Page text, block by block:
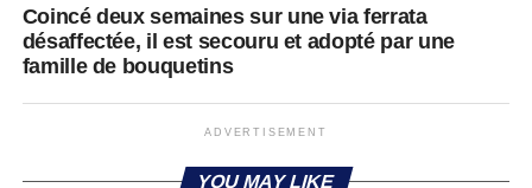
Coincé deux semaines sur une via ferrata
désaffectée, il est secouru et adopté par une
famille de bouquetins
ADVERTISEMENT
YOU MAY LIKE